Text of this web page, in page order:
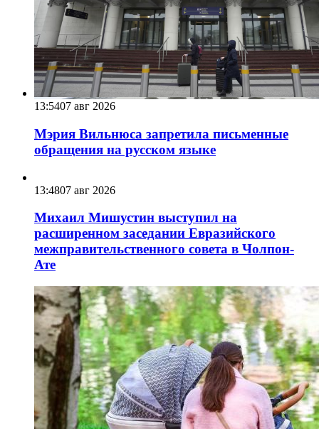
13:5407 авг 2026
Мэрия Вильнюса запретила письменные
обращения на русском языке
13:4807 авг 2026
Михаил Мишустин выступил на
расширенном заседании Евразийского
межправительственного совета в Чолпон-
Ате